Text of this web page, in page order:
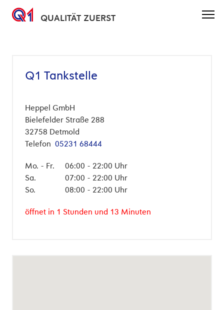
QUALITÄT ZUERST
Q1 Tankstelle
Heppel GmbH
Bielefelder Straße 288
32758 Detmold
Telefon 05231 68444
Mo. - Fr.
06:00 - 22:00 Uhr
Sa.
07:00 - 22:00 Uhr
So.
08:00 - 22:00 Uhr
öffnet in 1 Stunden und 13 Minuten